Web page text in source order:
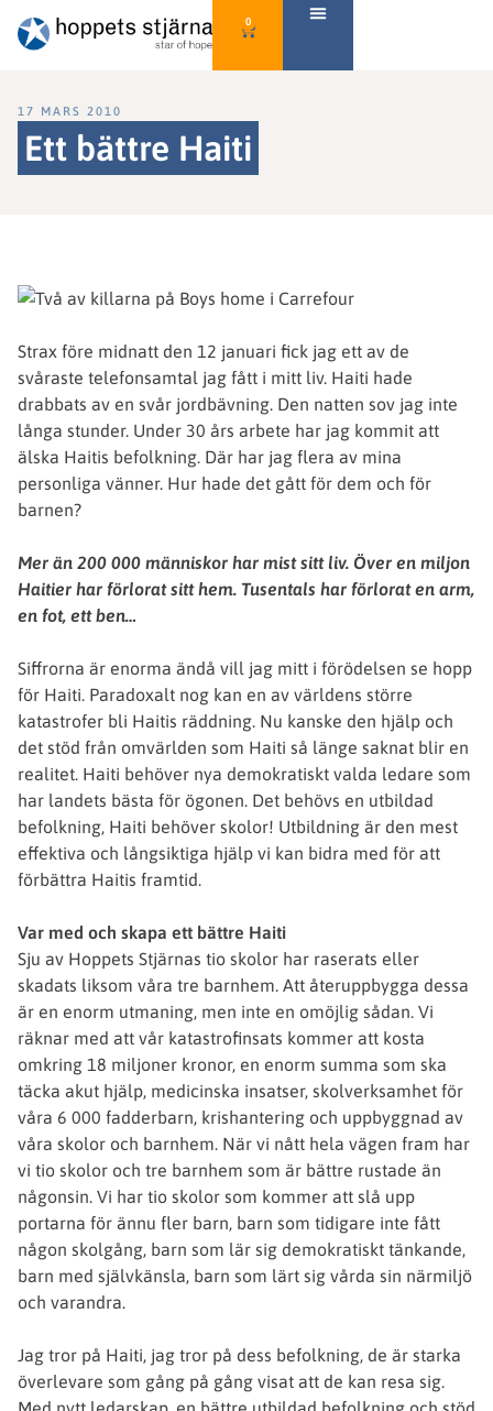
0
17 MARS 2010
Ett bättre Haiti
Strax före midnatt den 12 januari fick jag ett av de
svåraste telefonsamtal jag fått i mitt liv. Haiti hade
drabbats av en svår jordbävning. Den natten sov jag inte
långa stunder. Under 30 års arbete har jag kommit att
älska Haitis befolkning. Där har jag flera av mina
personliga vänner. Hur hade det gått för dem och för
barnen?
Mer än 200 000 människor har mist sitt liv. Över en miljon
Haitier har förlorat sitt hem. Tusentals har förlorat en arm,
en fot, ett ben…
Siffrorna är enorma ändå vill jag mitt i förödelsen se hopp
för Haiti. Paradoxalt nog kan en av världens större
katastrofer bli Haitis räddning. Nu kanske den hjälp och
det stöd från omvärlden som Haiti så länge saknat blir en
realitet. Haiti behöver nya demokratiskt valda ledare som
har landets bästa för ögonen. Det behövs en utbildad
befolkning, Haiti behöver skolor! Utbildning är den mest
effektiva och långsiktiga hjälp vi kan bidra med för att
förbättra Haitis framtid.
Var med och skapa ett bättre Haiti
Sju av Hoppets Stjärnas tio skolor har raserats eller
skadats liksom våra tre barnhem. Att återuppbygga dessa
är en enorm utmaning, men inte en omöjlig sådan. Vi
räknar med att vår katastrofinsats kommer att kosta
omkring 18 miljoner kronor, en enorm summa som ska
täcka akut hjälp, medicinska insatser, skolverksamhet för
våra 6 000 fadderbarn, krishantering och uppbyggnad av
våra skolor och barnhem. När vi nått hela vägen fram har
vi tio skolor och tre barnhem som är bättre rustade än
någonsin. Vi har tio skolor som kommer att slå upp
portarna för ännu fler barn, barn som tidigare inte fått
någon skolgång, barn som lär sig demokratiskt tänkande,
barn med självkänsla, barn som lärt sig vårda sin närmiljö
och varandra.
Jag tror på Haiti, jag tror på dess befolkning, de är starka
överlevare som gång på gång visat att de kan resa sig.